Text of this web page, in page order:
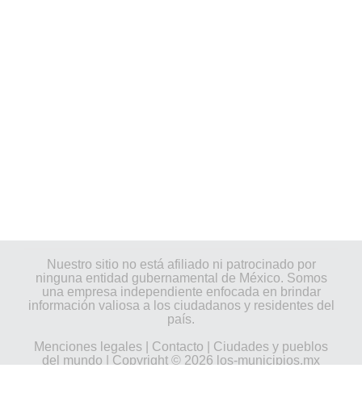
Nuestro sitio no está afiliado ni patrocinado por
ninguna entidad gubernamental de México. Somos
una empresa independiente enfocada en brindar
información valiosa a los ciudadanos y residentes del
país.
Menciones legales
Contacto
Ciudades y pueblos
del mundo | Copyright © 2026 los-municipios.mx